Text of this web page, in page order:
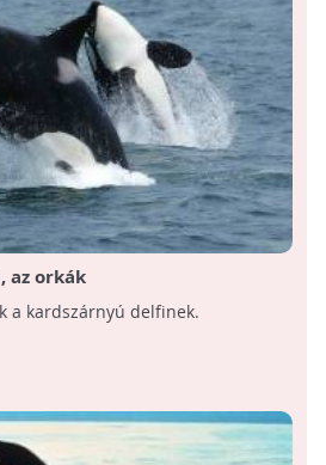
az orkák
a kardszárnyú delfinek.